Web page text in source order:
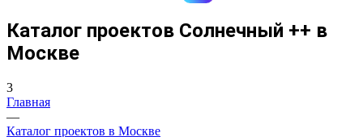
Каталог проектов Солнечный ++ в
Москве
3
Главная
—
Каталог проектов в Москве